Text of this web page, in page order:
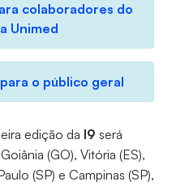
colaboradores do
Unimed
o público geral
edição da I9 será
(GO), Vitória (ES),
(SP) e Campinas (SP),